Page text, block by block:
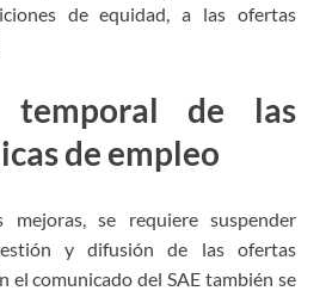
de equidad, a las ofertas
temporal de las
de empleo
mejoras, se requiere suspender
y difusión de las ofertas
el comunicado del SAE también se